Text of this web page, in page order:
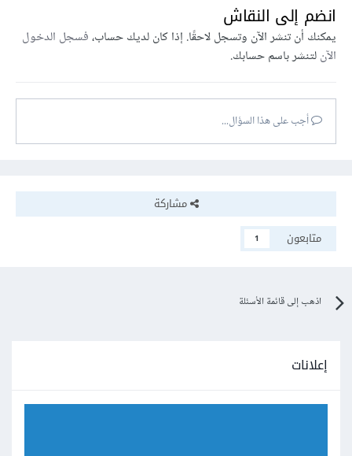
انضم إلى النقاش
يمكنك أن تنشر الآن وتسجل لاحقًا. إذا كان لديك حساب،فسجل الدخول
الآنلتنشر باسم حسابك.
أجب على هذا السؤال...
مشاركة
متابعون
1
اذهب إلى قائمة الأسئلة
إعلانات